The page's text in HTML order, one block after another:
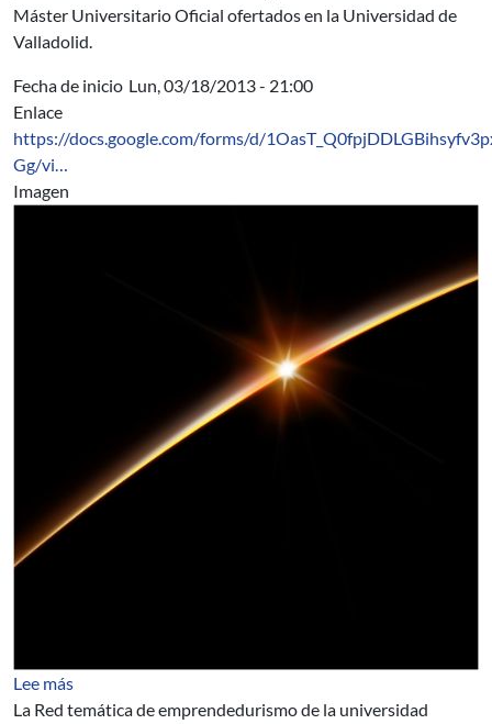
Máster Universitario Oficial ofertados en la Universidad de
Valladolid.
Fecha de inicio Lun, 03/18/2013 - 21:00
Enlace
https://docs.google.com/forms/d/
Gg/vi…
Imagen
Lee mássobre EMPRENDUR abre convocatoria a
La Red temática de emprendedurismo de la universidad